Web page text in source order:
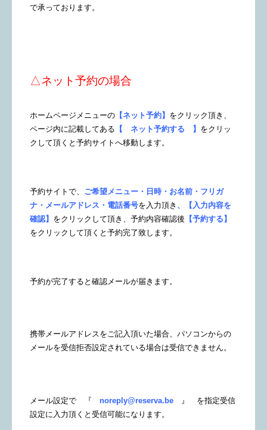
で承っております。
△ネット予約の場合
ホームページメニューの 【ネット予約】 をクリック頂き、
ページ内に記載してある 【 ネット予約する 】 をクリッ
クして頂くと予約サイトへ移動します。
予約サイトで、 ご希望メニュー・日時・お名前・フリガ
ナ・メールアドレス・電話番号を入力頂き 、【入力内容を
確認】 をクリックして頂き、予約内容確認後 【予約する】
をクリックして頂くと予約完了致します。
予約が完了すると確認メールが届きます。
携帯メールアドレスをご記入頂いた場合、パソコンからの
メールを受信拒否設定されている場合は受信できません。
メール設定で 『 noreply@reserva.be
』 を指定受信
設定に入力頂くと受信可能になります。